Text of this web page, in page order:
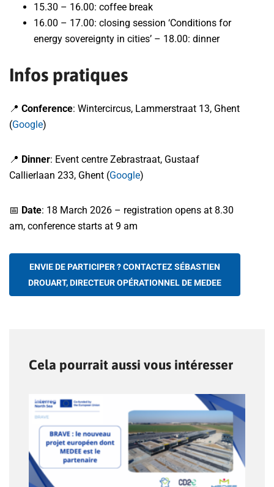
15.30 – 16.00: coffee break
16.00 – 17.00: closing session ‘Conditions for
energy sovereignty in cities’ – 18.00: dinner
Infos pratiques
📍 Conference: Wintercircus, Lammerstraat 13, Ghent
(Google)
📍 Dinner: Event centre Zebrastraat, Gustaaf
Callierlaan 233, Ghent (Google)
📅 Date: 18 March 2026 – registration opens at 8.30
am, conference starts at 9 am
ENVIE DE PARTICIPER ? CONTACTEZ SÉBASTIEN
DROUART, DIRECTEUR OPÉRATIONNEL DE MEDEE
Cela pourrait aussi vous intéresser